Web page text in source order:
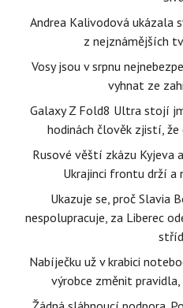
Andrea Kalivodová ukázala
z nejznámějších
Vosy jsou v srpnu
vyhnat ze
Galaxy Z Fold8 Ultra stojí
hodinách člověk zjistí,
Rusové věští zkázu Kyjeva
Ukrajinci frontu drží a
Ukazuje se, proč Slavia
nespolupracuje, za Liberec
Nabíječku už v krabici
výrobce změnit